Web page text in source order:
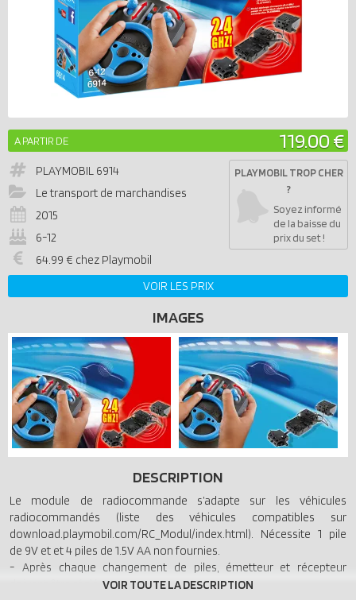
A PARTIR DE 119.00 €
PLAYMOBIL 6914
Le transport de marchandises
2015
6-12
64.99 € chez Playmobil
PLAYMOBIL TROP CHER
?
Soyez informé
de la baisse du
prix du set !
VOIR LES PRIX
IMAGES
DESCRIPTION
Le module de radiocommande s’adapte sur les véhicules
radiocommandés (liste des véhicules compatibles sur
download.playmobil.com/RC_Modul/index.html). Nécessite 1 pile
de 9V et et 4 piles de 1.5V AA non fournies.
- Après chaque changement de piles, émetteur et récepteur
doivent être réglés.